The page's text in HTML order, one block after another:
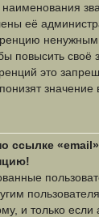
её
повысить своё
это
значение
ссылке
и только если